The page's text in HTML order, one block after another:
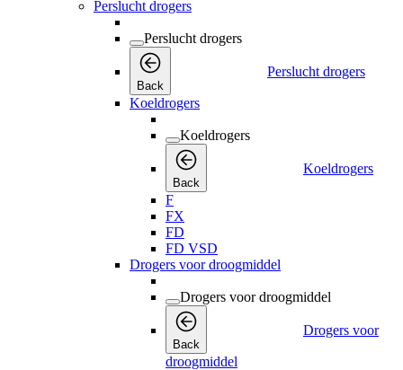
Perslucht drogers
Perslucht drogers
Back
Perslucht drogers
Koeldrogers
Koeldrogers
Back
Koeldrogers
F
FX
FD
FD VSD
Drogers voor droogmiddel
Drogers voor droogmiddel
Back
Drogers voor
droogmiddel